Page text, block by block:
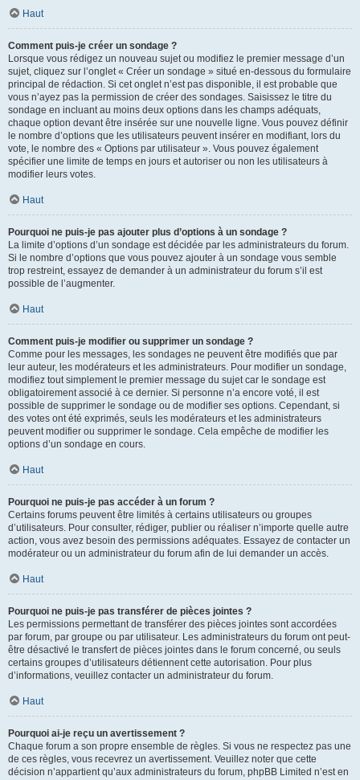
Haut
Comment puis-je créer un sondage ?
Lorsque vous rédigez un nouveau sujet ou modifiez le premier message d’un
sujet, cliquez sur l’onglet « Créer un sondage » situé en-dessous du formulaire
principal de rédaction. Si cet onglet n’est pas disponible, il est probable que
vous n’ayez pas la permission de créer des sondages. Saisissez le titre du
sondage en incluant au moins deux options dans les champs adéquats,
chaque option devant être insérée sur une nouvelle ligne. Vous pouvez définir
le nombre d’options que les utilisateurs peuvent insérer en modifiant, lors du
vote, le nombre des « Options par utilisateur ». Vous pouvez également
spécifier une limite de temps en jours et autoriser ou non les utilisateurs à
modifier leurs votes.
Haut
Pourquoi ne puis-je pas ajouter plus d’options à un sondage ?
La limite d’options d’un sondage est décidée par les administrateurs du forum.
Si le nombre d’options que vous pouvez ajouter à un sondage vous semble
trop restreint, essayez de demander à un administrateur du forum s’il est
possible de l’augmenter.
Haut
Comment puis-je modifier ou supprimer un sondage ?
Comme pour les messages, les sondages ne peuvent être modifiés que par
leur auteur, les modérateurs et les administrateurs. Pour modifier un sondage,
modifiez tout simplement le premier message du sujet car le sondage est
obligatoirement associé à ce dernier. Si personne n’a encore voté, il est
possible de supprimer le sondage ou de modifier ses options. Cependant, si
des votes ont été exprimés, seuls les modérateurs et les administrateurs
peuvent modifier ou supprimer le sondage. Cela empêche de modifier les
options d’un sondage en cours.
Haut
Pourquoi ne puis-je pas accéder à un forum ?
Certains forums peuvent être limités à certains utilisateurs ou groupes
d’utilisateurs. Pour consulter, rédiger, publier ou réaliser n’importe quelle autre
action, vous avez besoin des permissions adéquates. Essayez de contacter un
modérateur ou un administrateur du forum afin de lui demander un accès.
Haut
Pourquoi ne puis-je pas transférer de pièces jointes ?
Les permissions permettant de transférer des pièces jointes sont accordées
par forum, par groupe ou par utilisateur. Les administrateurs du forum ont peut-
être désactivé le transfert de pièces jointes dans le forum concerné, ou seuls
certains groupes d’utilisateurs détiennent cette autorisation. Pour plus
d’informations, veuillez contacter un administrateur du forum.
Haut
Pourquoi ai-je reçu un avertissement ?
Chaque forum a son propre ensemble de règles. Si vous ne respectez pas une
de ces règles, vous recevrez un avertissement. Veuillez noter que cette
décision n’appartient qu’aux administrateurs du forum, phpBB Limited n’est en